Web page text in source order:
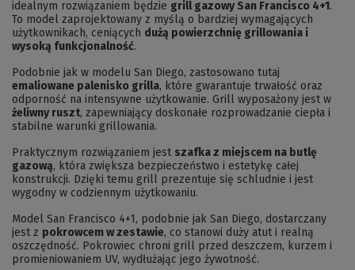
idealnym rozwiązaniem będzie grill gazowy San Francisco 4+1.
To model zaprojektowany z myślą o bardziej wymagających
użytkownikach, ceniących dużą powierzchnię grillowania i
wysoką funkcjonalność.
Podobnie jak w modelu San Diego, zastosowano tutaj
emaliowane palenisko grilla, które gwarantuje trwałość oraz
odporność na intensywne użytkowanie. Grill wyposażony jest w
żeliwny ruszt, zapewniający doskonałe rozprowadzanie ciepła i
stabilne warunki grillowania.
Praktycznym rozwiązaniem jest szafka z miejscem na butlę
gazową, która zwiększa bezpieczeństwo i estetykę całej
konstrukcji. Dzięki temu grill prezentuje się schludnie i jest
wygodny w codziennym użytkowaniu.
Model San Francisco 4+1, podobnie jak San Diego, dostarczany
jest z pokrowcem w zestawie, co stanowi duży atut i realną
oszczędność. Pokrowiec chroni grill przed deszczem, kurzem i
promieniowaniem UV, wydłużając jego żywotność.